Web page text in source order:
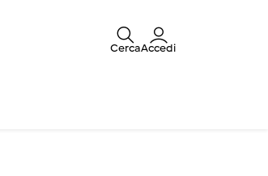
CercaAccedi